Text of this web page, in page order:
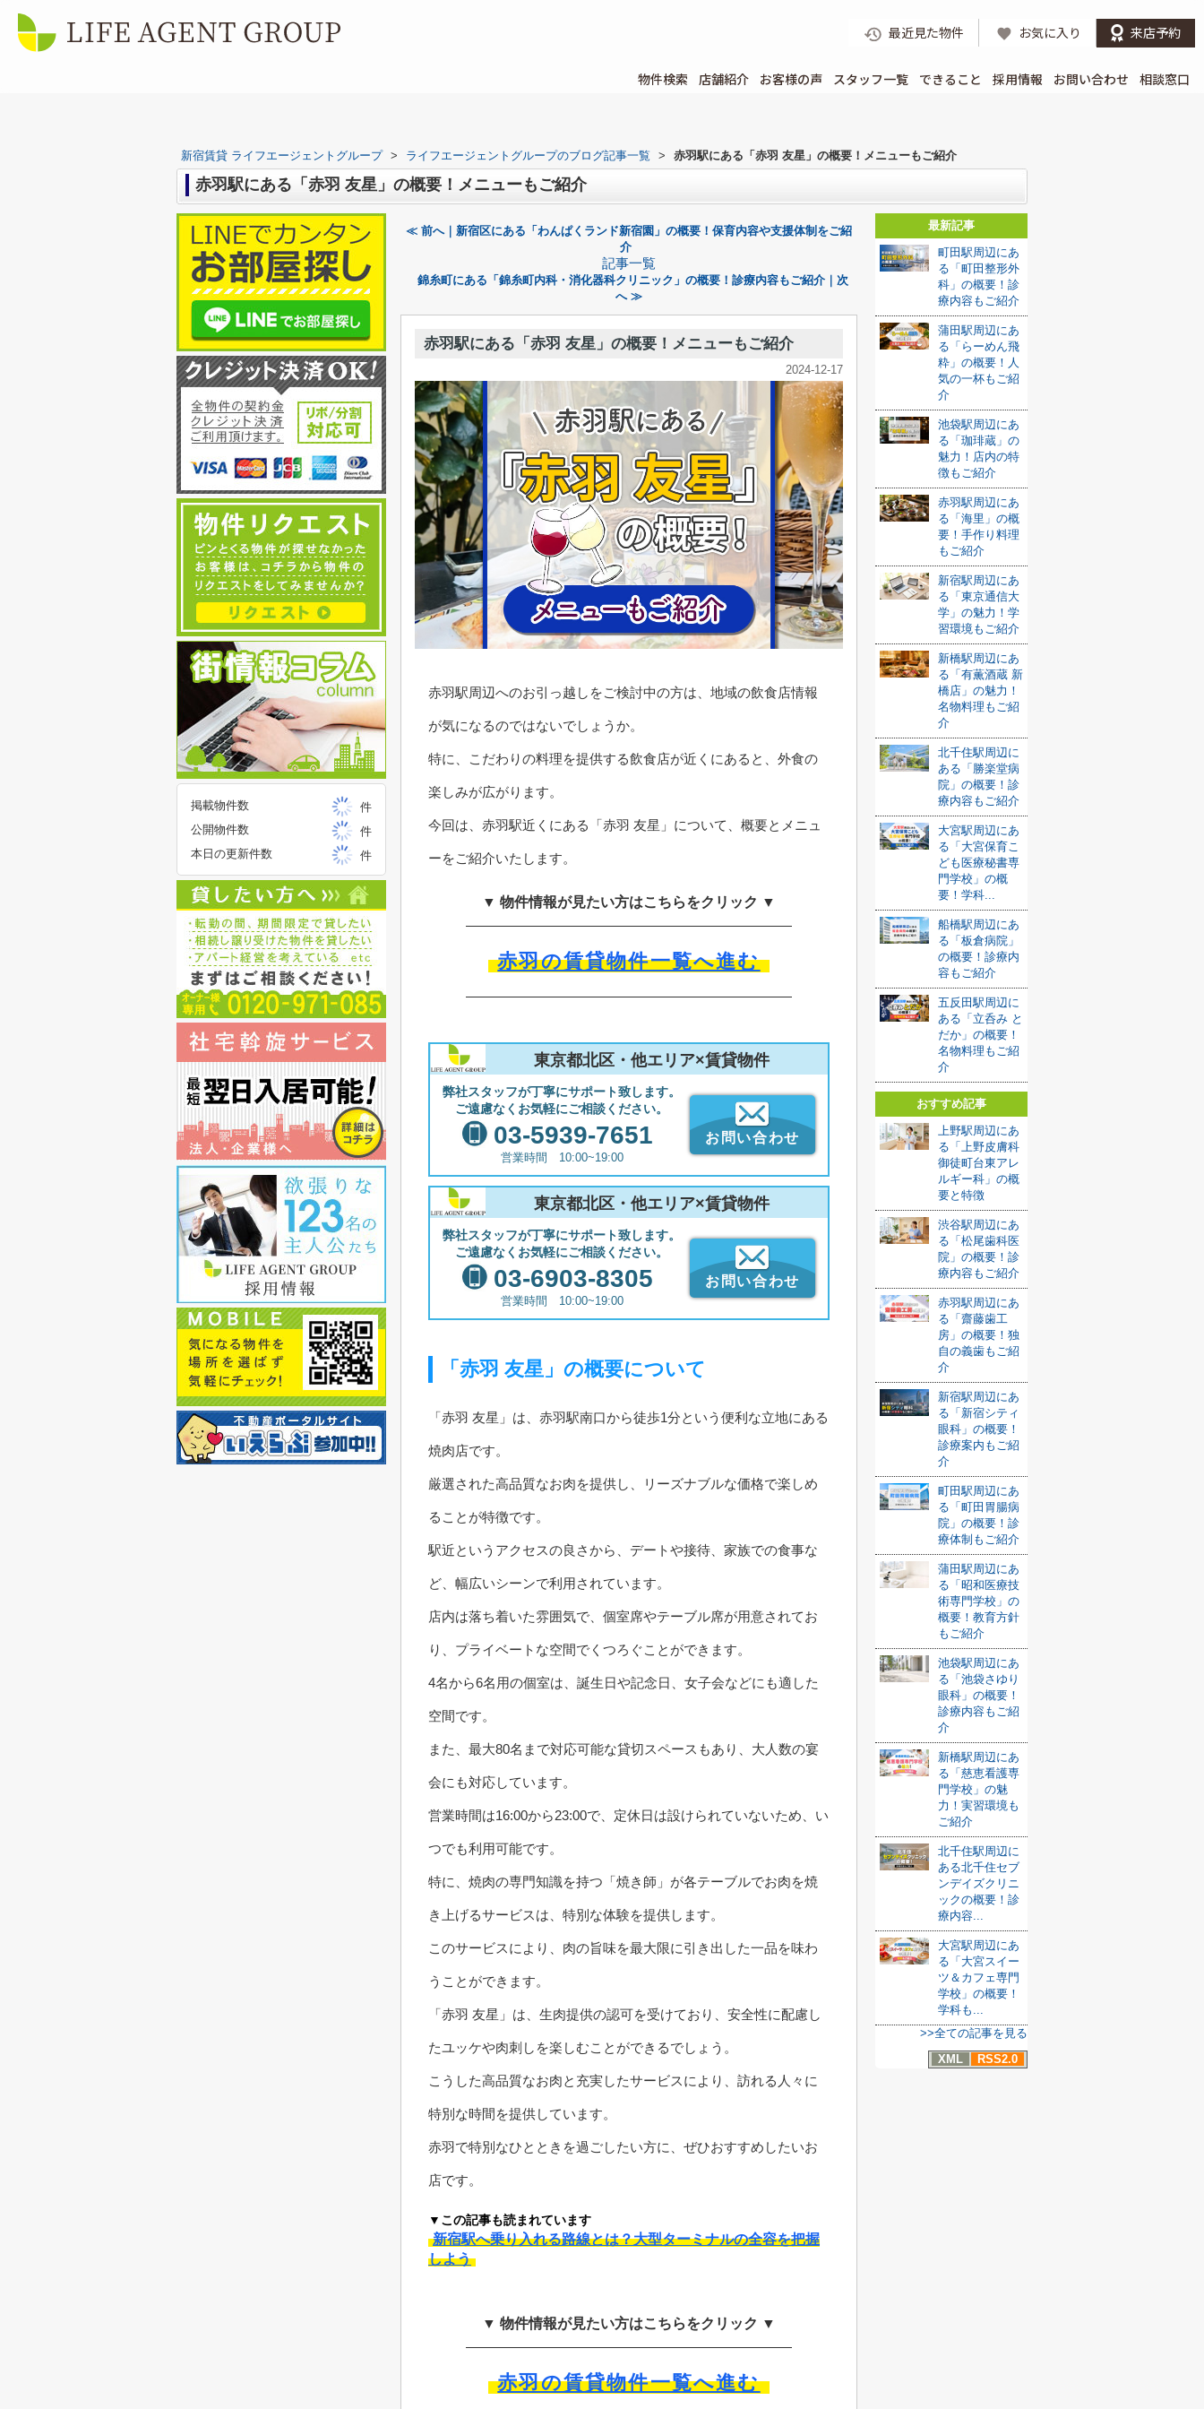
最近見た物件 お気に入り 来店予約
物件検索 店舗紹介 お客様の声 スタッフ一覧 できること 採用情報 お問い合わせ 相談窓口
新宿賃貸 ライフエージェントグループ > ライフエージェントグループのブログ記事一覧 > 赤羽駅にある「赤羽 友星」の概要！メニューもご紹介
赤羽駅にある「赤羽 友星」の概要！メニューもご紹介
≪ 前へ｜新宿区にある「わんぱくランド新宿園」の概要！保育内容や支援体制をご紹
介
記事一覧
錦糸町にある「錦糸町内科・消化器科クリニック」の概要！診療内容もご紹介｜次
へ ≫
赤羽駅にある「赤羽 友星」の概要！メニューもご紹介
2024-12-17
赤羽駅周辺へのお引っ越しをご検討中の方は、地域の飲食店情報
が気になるのではないでしょうか。
特に、こだわりの料理を提供する飲食店が近くにあると、外食の
楽しみが広がります。
今回は、赤羽駅近くにある「赤羽 友星」について、概要とメニュ
ーをご紹介いたします。
▼ 物件情報が見たい方はこちらをクリック ▼
赤羽の賃貸物件一覧へ進む
東京都北区・他エリア×賃貸物件
弊社スタッフが丁寧にサポート致します。
ご遠慮なくお気軽にご相談ください。
03-5939-7651
営業時間 10:00~19:00
お問い合わせ
東京都北区・他エリア×賃貸物件
弊社スタッフが丁寧にサポート致します。
ご遠慮なくお気軽にご相談ください。
03-6903-8305
営業時間 10:00~19:00
お問い合わせ
「赤羽 友星」の概要について
「赤羽 友星」は、赤羽駅南口から徒歩1分という便利な立地にある
焼肉店です。
厳選された高品質なお肉を提供し、リーズナブルな価格で楽しめ
ることが特徴です。
駅近というアクセスの良さから、デートや接待、家族での食事な
ど、幅広いシーンで利用されています。
店内は落ち着いた雰囲気で、個室席やテーブル席が用意されてお
り、プライベートな空間でくつろぐことができます。
4名から6名用の個室は、誕生日や記念日、女子会などにも適した
空間です。
また、最大80名まで対応可能な貸切スペースもあり、大人数の宴
会にも対応しています。
営業時間は16:00から23:00で、定休日は設けられていないため、い
つでも利用可能です。
特に、焼肉の専門知識を持つ「焼き師」が各テーブルでお肉を焼
き上げるサービスは、特別な体験を提供します。
このサービスにより、肉の旨味を最大限に引き出した一品を味わ
うことができます。
「赤羽 友星」は、生肉提供の認可を受けており、安全性に配慮し
たユッケや肉刺しを楽しむことができるでしょう。
こうした高品質なお肉と充実したサービスにより、訪れる人々に
特別な時間を提供しています。
赤羽で特別なひとときを過ごしたい方に、ぜひおすすめしたいお
店です。
▼この記事も読まれています
新宿駅へ乗り入れる路線とは？大型ターミナルの全容を把握
しよう
▼ 物件情報が見たい方はこちらをクリック ▼
赤羽の賃貸物件一覧へ進む
最新記事
町田駅周辺にあ
る「町田整形外
科」の概要！診
療内容もご紹介
蒲田駅周辺にあ
る「らーめん飛
粋」の概要！人
気の一杯もご紹
介
池袋駅周辺にあ
る「珈琲蔵」の
魅力！店内の特
徴もご紹介
赤羽駅周辺にあ
る「海里」の概
要！手作り料理
もご紹介
新宿駅周辺にあ
る「東京通信大
学」の魅力！学
習環境もご紹介
新橋駅周辺にあ
る「有薫酒蔵 新
橋店」の魅力！
名物料理もご紹
介
北千住駅周辺に
ある「勝楽堂病
院」の概要！診
療内容もご紹介
大宮駅周辺にあ
る「大宮保育こ
ども医療秘書専
門学校」の概
要！学科...
船橋駅周辺にあ
る「板倉病院」
の概要！診療内
容もご紹介
五反田駅周辺に
ある「立呑み と
だか」の概要！
名物料理もご紹
介
おすすめ記事
上野駅周辺にあ
る「上野皮膚科
御徒町台東アレ
ルギー科」の概
要と特徴
渋谷駅周辺にあ
る「松尾歯科医
院」の概要！診
療内容もご紹介
赤羽駅周辺にあ
る「齋藤歯工
房」の概要！独
自の義歯もご紹
介
新宿駅周辺にあ
る「新宿シティ
眼科」の概要！
診療案内もご紹
介
町田駅周辺にあ
る「町田胃腸病
院」の概要！診
療体制もご紹介
蒲田駅周辺にあ
る「昭和医療技
術専門学校」の
概要！教育方針
もご紹介
池袋駅周辺にあ
る「池袋さゆり
眼科」の概要！
診療内容もご紹
介
新橋駅周辺にあ
る「慈恵看護専
門学校」の魅
力！実習環境も
ご紹介
北千住駅周辺に
ある北千住セブ
ンデイズクリニ
ックの概要！診
療内容...
大宮駅周辺にあ
る「大宮スイー
ツ＆カフェ専門
学校」の概要！
学科も...
>>全ての記事を見る
XML
RSS2.0
掲載物件数
件
公開物件数
件
本日の更新件数
件